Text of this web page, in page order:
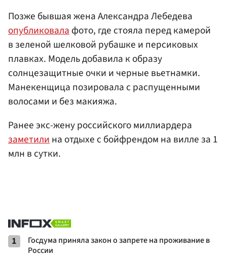
Позже бывшая жена Александра Лебедева
опубликовалафото, где стояла перед камерой
в зеленой шелковой рубашке и персиковых
плавках. Модель добавила к образу
солнцезащитные очки и черные вьетнамки.
Манекенщица позировала с распущенными
волосами и без макияжа.
Ранее экс-жену российского миллиардера
заметилина отдыхе с бойфрендом на вилле за 1
млн в сутки.
1
Госдума приняла закон о запрете на проживание в
России